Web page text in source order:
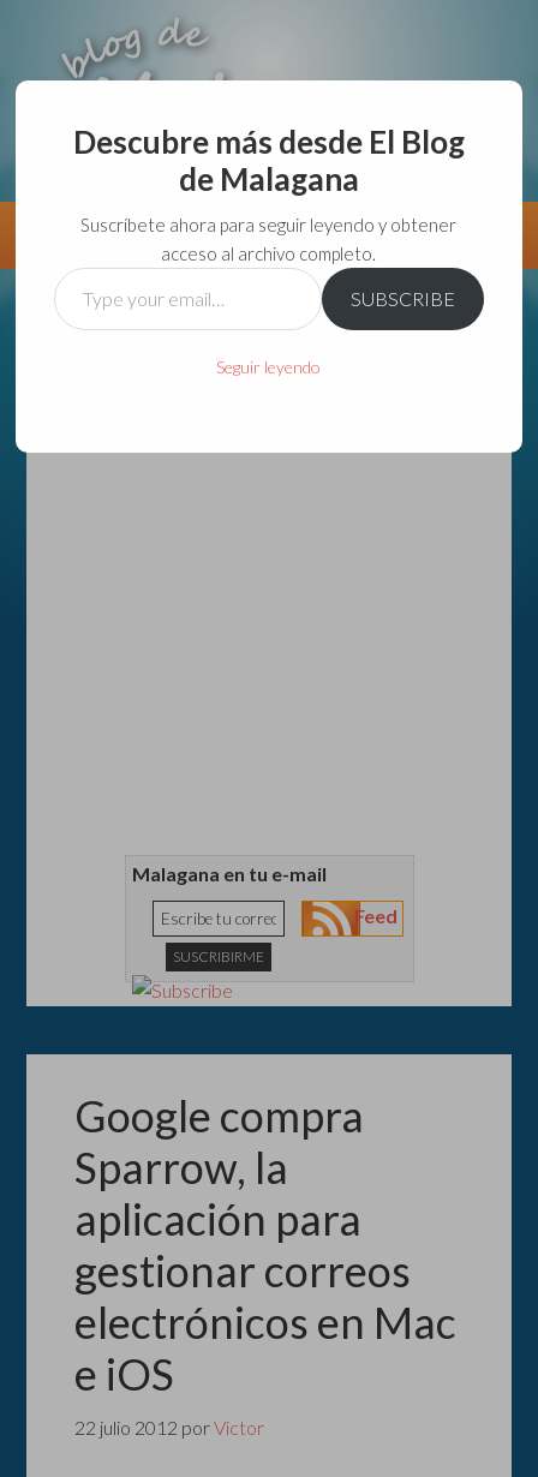
aunque lo haga de malas lo hago....
Información Directorio VivirGuadalajara
Malagana en tu e-mail
Feed
Google compra
Sparrow, la
aplicación para
gestionar correos
electrónicos en Mac
e iOS
22 julio 2012 porVictor
Descubre más desde El Blog
de Malagana
Suscríbete ahora para seguir leyendo y obtener
acceso al archivo completo.
Type
your
SUBSCRIBE
Seguir leyendo